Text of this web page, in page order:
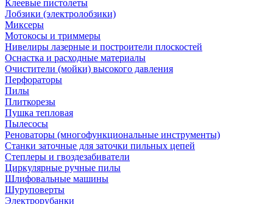
Клеевые пистолеты
Лобзики (электролобзики)
Миксеры
Мотокосы и триммеры
Нивелиры лазерные и построители плоскостей
Оснастка и расходные материалы
Очистители (мойки) высокого давления
Перфораторы
Пилы
Плиткорезы
Пушка тепловая
Пылесосы
Реноваторы (многофункциональные инструменты)
Станки заточные для заточки пильных цепей
Степлеры и гвоздезабиватели
Циркулярные ручные пилы
Шлифовальные машины
Шуруповерты
Электрорубанки